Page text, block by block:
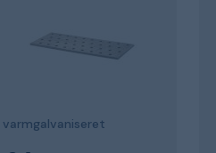
varmgalvaniseret